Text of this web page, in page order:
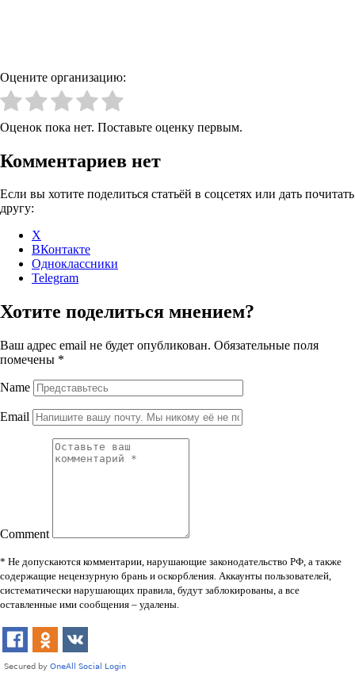
Оцените организацию:
Оценок пока нет. Поставьте оценку первым.
Комментариев нет
Если вы хотите поделиться статьёй в соцсетях или дать почитать
другу:
X
ВКонтакте
Одноклассники
Telegram
Хотите поделиться мнением?
Ваш адрес email не будет опубликован. Обязательные поля
помечены *
Name
Email
Comment
* Не допускаются комментарии, нарушающие законодательство РФ, а также
содержащие нецензурную брань и оскорбления. Аккаунты пользователей,
систематически нарушающих правила, будут заблокированы, а все
оставленные ими сообщения – удалены.